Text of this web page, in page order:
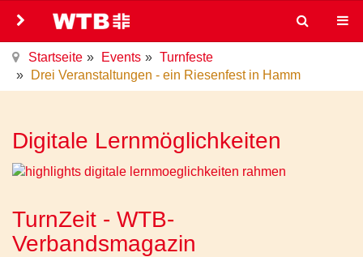
Startseite Events
Turnfeste
Drei Veranstaltungen - ein Riesenfest in Hamm
Digitale Lernmöglichkeiten
TurnZeit - WTB-
Verbandsmagazin